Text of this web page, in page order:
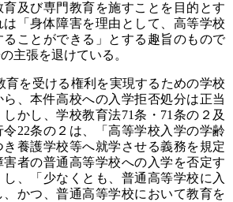
及び専門教育を施すことを目的とす
は「身体障害を理由として、高等学校
ことができる」とする趣旨のもので
主張を退けている。
を受ける権利を実現するための学校
、本件高校への入学拒否処分は正当
かし、学校教育法71条・71条の２及
22条の２は、「高等学校入学の学齢
養護学校等へ就学させる義務を規定
害者の普通高等学校への入学を否定す
、「少なくとも、普通高等学校に入
かつ、普通高等学校において教育を